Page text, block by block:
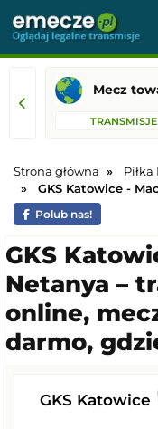
Mecz
TRANSMISJE
Strona główna
GKS Katowice -
Polub nas!
GKS
Netanya –
online,
darmo,
GKS Katowice